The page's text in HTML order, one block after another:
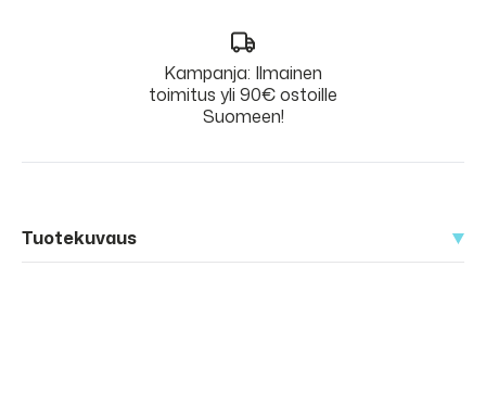
Kampanja: Ilmainen
toimitus yli 90€ ostoille
Suomeen!
Tuotekuvaus